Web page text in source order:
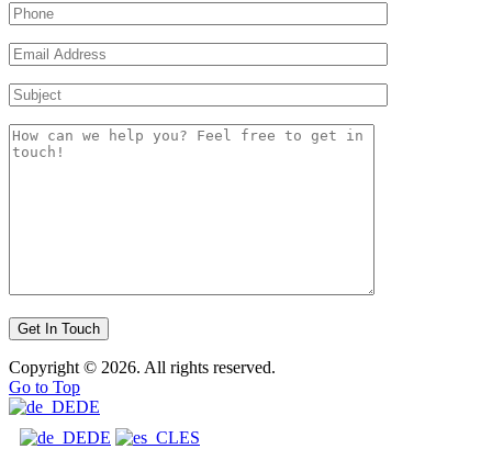
Copyright © 2026. All rights reserved.
Go to Top
DE
DE
ES